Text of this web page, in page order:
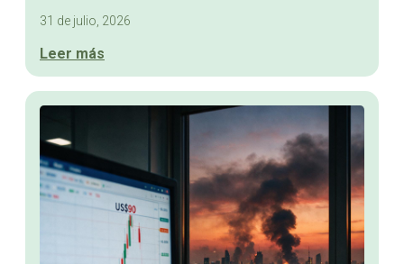
31 de julio, 2026
Leer más